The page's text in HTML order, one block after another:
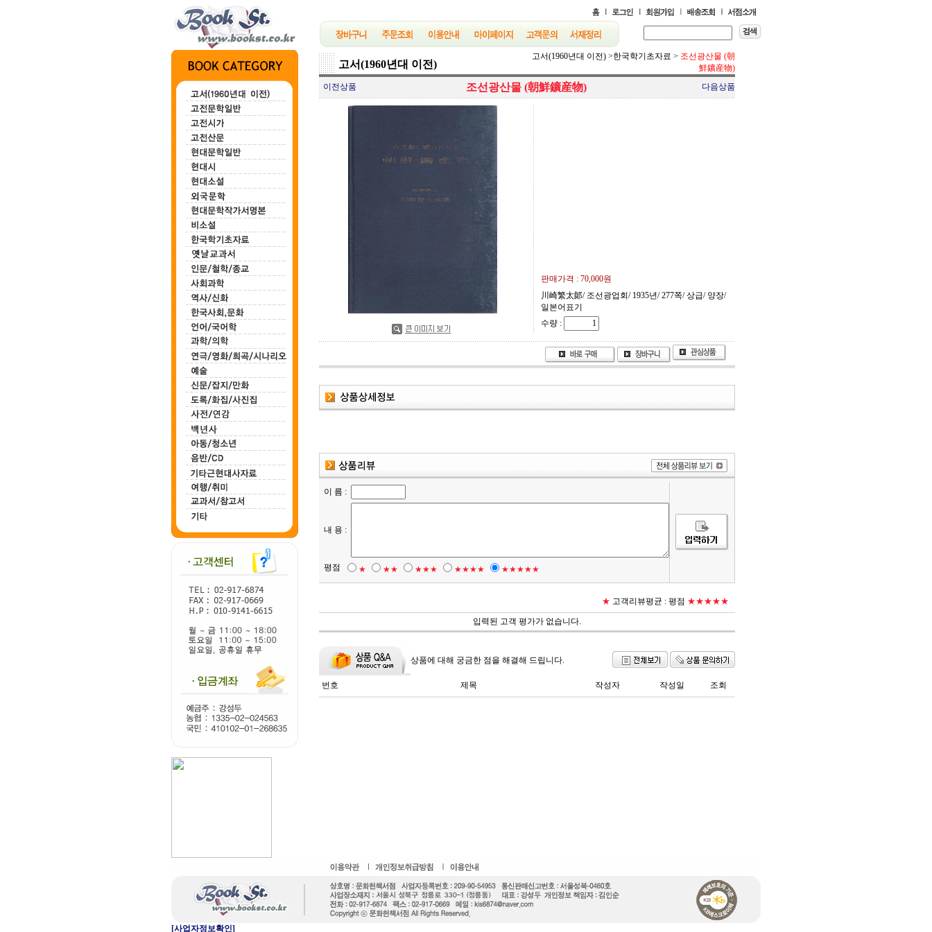
고서(1960년대 이전)
고서(1960년대 이전) >한국학기초자료 > 조선광산물 (朝
鮮鑛産物)
이전상품
조선광산물 (朝鮮鑛産物) 다음상품
판매가격 : 70,000원
川崎繁太郞/ 조선광업회/ 1935년/ 277쪽/ 상급/ 양장/
일본어표기
수량 :
이 름 :
내 용 :
평점 ★ ★★ ★★★ ★★★★ ★★★★★
★ 고객리뷰평균 : 평점 ★★★★★
입력된 고객 평가가 없습니다.
상품에 대해 궁금한 점을 해결해 드립니다.
번호 제목 작성자 작성일 조회
[사업자정보확인]